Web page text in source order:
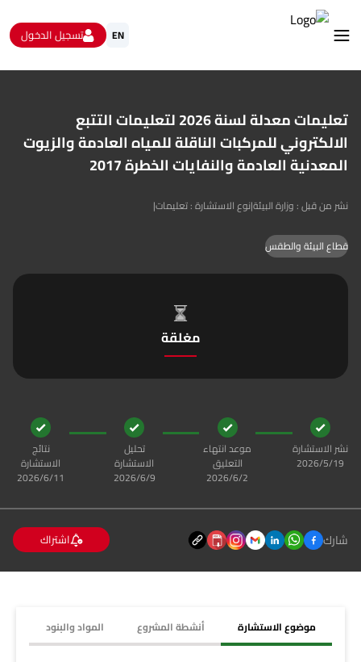
EN تسجيل الدخول
الاستبيانات و استطلاعات الرأي
البيانات المفتوحة
من نحن
تواصل معنا
تعليمات معدلة لسنة 2026 لتعليمات التتبع
الالكتروني للمركبات الناقلة للمياه العادمة والزيوت
المعدنية العادمة والنفايات الخطرة 2017
نشر من قبل : وزارة البيئة|نوع الاستشارة : تعليمات|
قطاع البيئة والطقس
مغلقة
نشر الاستشارة
19‏‏/5‏‏/2026
موعد انتهاء
التعليق
2‏‏/6‏‏/2026
تحليل
الاستشارة
9‏‏/6‏‏/2026
نتائج
الاستشارة
11‏‏/6‏‏/2026
شارك اشتراك
موضوع الاستشارة أنشطة المشروع المواد والبنود